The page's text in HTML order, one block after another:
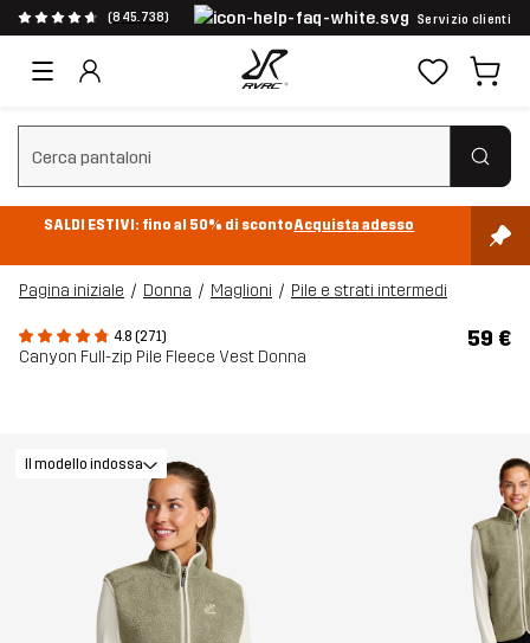
(845.738) Servizio clienti
Cancella ricerca
SALDI ESTIVI: fino al 50% di scontoAcquista adesso
Pagina iniziale Donna Maglioni Pile e strati intermedi
4.8 (271)
Canyon Full-zip Pile Fleece Vest Donna
59 €
Il modello indossa